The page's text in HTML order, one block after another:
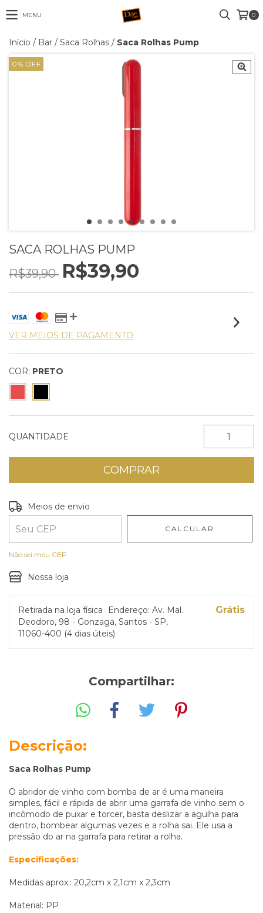
MENU 0
Início / Bar / Saca Rolhas / Saca Rolhas Pump
0% OFF
SACA ROLHAS PUMP
R$39,90 R$39,90
VER MEIOS DE PAGAMENTO
COR: PRETO
QUANTIDADE
Entregas para o CEP:
Meios de envio
CALCULAR
Não sei meu CEP
Nossa loja
Retirada na loja física
Endereço: Av. Mal.
Deodoro, 98 - Gonzaga, Santos - SP,
11060-400 (4 dias úteis)
Grátis
Compartilhar:
Descrição:
Saca Rolhas Pump
O abridor de vinho com bomba de ar é uma maneira
simples, fácil e rápida de abrir uma garrafa de vinho sem o
incômodo de puxar e torcer, basta deslizar a agulha para
dentro, bombear algumas vezes e a rolha sai. Ele usa a
pressão do ar na garrafa para retirar a rolha.
Especificações:
Medidas aprox.: 20,2cm x 2,1cm x 2,3cm
Material: PP